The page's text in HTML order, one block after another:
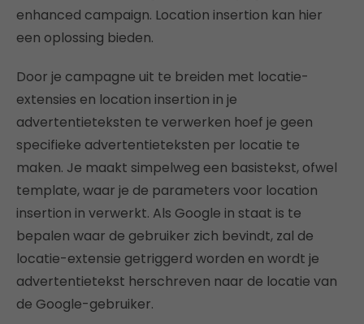
enhanced campaign. Location insertion kan hier
een oplossing bieden.
Door je campagne uit te breiden met locatie-
extensies en location insertion in je
advertentieteksten te verwerken hoef je geen
specifieke advertentieteksten per locatie te
maken. Je maakt simpelweg een basistekst, ofwel
template, waar je de parameters voor location
insertion in verwerkt. Als Google in staat is te
bepalen waar de gebruiker zich bevindt, zal de
locatie-extensie getriggerd worden en wordt je
advertentietekst herschreven naar de locatie van
de Google-gebruiker.